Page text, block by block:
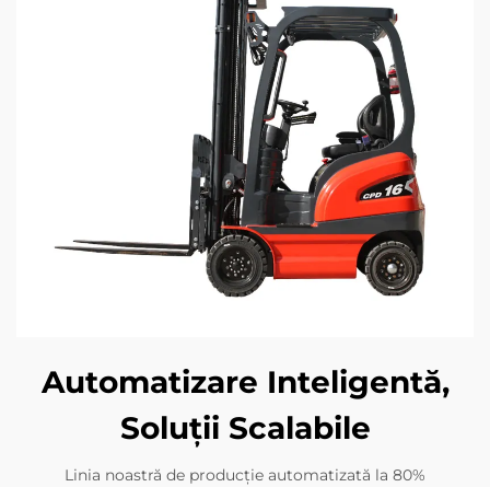
Automatizare Inteligentă,
Soluții Scalabile
Linia noastră de producție automatizată la 80%